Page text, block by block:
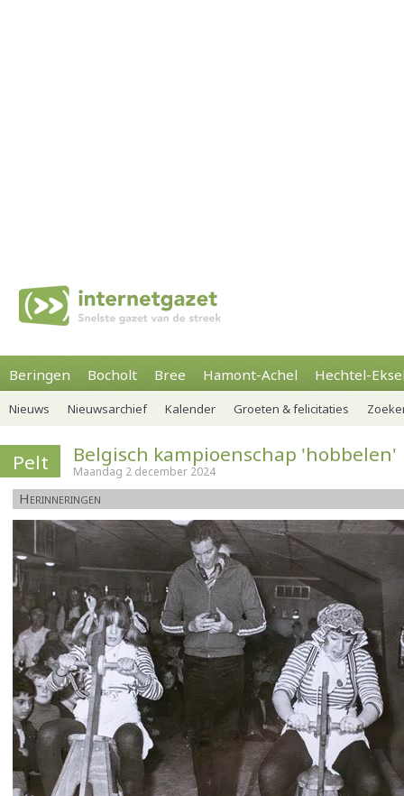
Beringen Bocholt Bree Hamont-Achel Hechtel-
Nieuws Nieuwsarchief Kalender Groeten & felicitaties
Pelt Belgisch kampioenschap 'hobbelen'
Maandag 2 december 2024
Herinneringen